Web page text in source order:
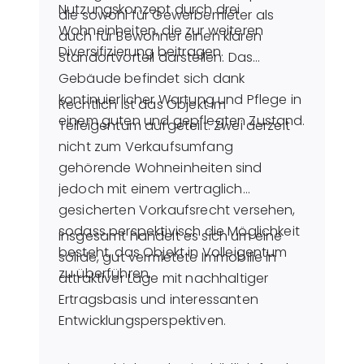
Nutzungskonzept durch drei
Wohneinheiten, die zur weiteren
Diversifizierung beitragen.
die sowohl für Gewerbemieter als
auch für Bewohner einen klaren
Standortvorteil darstellen. Das
Gebäude befindet sich dank
kontinuierlicher Wartung und Pflege in
einem guten und gepflegten Zustand.
Rechtlich ist das Objekt im
Teileigentum aufgeteilt. Zwei derzeit
nicht zum Verkaufsumfang
gehörende Wohneinheiten sind
jedoch mit einem vertraglich
gesicherten Vorkaufsrecht versehen,
sodass perspektivisch die Möglichkeit
besteht, das Objekt in Volleigentum
zu überführen.
Insgesamt handelt es sich um eine
solide, gut vermietete Immobilie in
attraktiver Lage mit nachhaltiger
Ertragsbasis und interessanten
Entwicklungsperspektiven.